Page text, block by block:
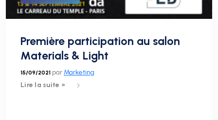
Première participation au salon
Materials & Light
15/09/2021 par Marketing
Lire la suite »